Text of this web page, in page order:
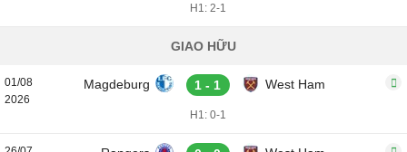
H1: 2-1
GIAO HỮU
01/08
2026
Magdeburg 1 - 1 West Ham
H1: 0-1